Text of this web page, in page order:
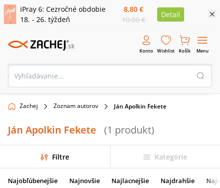
iPray 6: Cezročné obdobie
18. - 26. týždeň
8,80 €
10,00 €
Detail
Konto Wishlist Košík Menu
Zachej Zoznam autorov Ján Apolkin Fekete
Ján Apolkin Fekete (1 produkt)
Filtre Kategórie
Najobľúbenejšie Najnovšie Najlacnejšie Najdrahšie